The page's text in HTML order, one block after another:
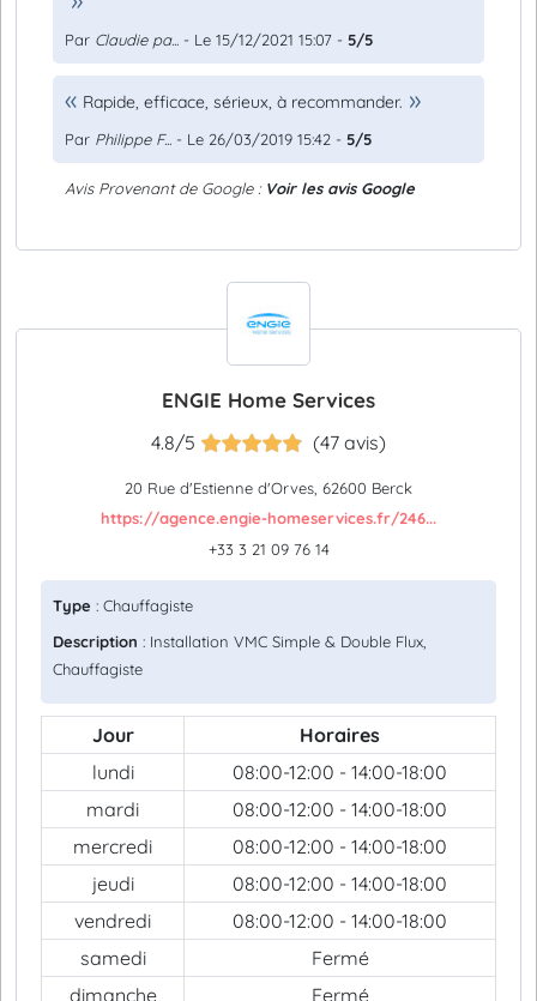
Par Claudie pa... - Le 15/12/2021 15:07 - 5/5
Rapide, efficace, sérieux, à recommander.
Par Philippe F... - Le 26/03/2019 15:42 - 5/5
Avis Provenant de Google : Voir les avis Google
ENGIE Home Services
4.8/5 (47 avis)
20 Rue d'Estienne d'Orves, 62600 Berck
https://agence.engie-homeservices.fr/246...
+33 3 21 09 76 14
Type : Chauffagiste
Description : Installation VMC Simple & Double Flux,
Chauffagiste
Jour
Horaires
lundi
08:00-12:00 - 14:00-18:00
mardi
08:00-12:00 - 14:00-18:00
mercredi
08:00-12:00 - 14:00-18:00
jeudi
08:00-12:00 - 14:00-18:00
vendredi
08:00-12:00 - 14:00-18:00
samedi
Fermé
dimanche
Fermé